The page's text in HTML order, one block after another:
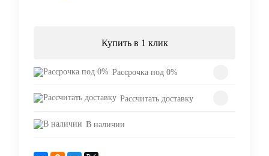
Купить в 1 клик
Рассрочка под 0%
Рассчитать доставку
В наличии